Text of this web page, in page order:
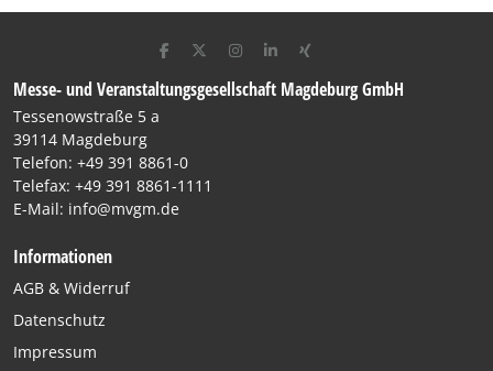
Messe- und Veranstaltungsgesellschaft Magdeburg GmbH
Tessenowstraße 5 a
39114 Magdeburg
Telefon: +49 391 8861-0
Telefax: +49 391 8861-1111
E-Mail: info@mvgm.de
Informationen
AGB & Widerruf
Datenschutz
Impressum